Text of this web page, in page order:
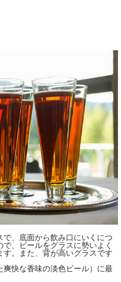
、底面から飲み口にいくにつ
、ビールをグラスに勢いよく
。また、背が高いグラスです
快な香味の淡色ビール）に最